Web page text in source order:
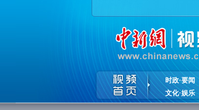
时政·要闻
文化·娱乐